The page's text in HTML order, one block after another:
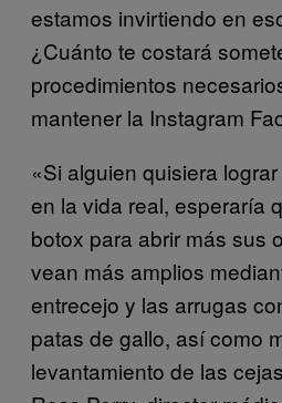
estamos invirtiendo en
¿Cuánto te costará
procedimientos
mantener la Instagram
«Si alguien quisiera
en la vida real, esperaría
botox para abrir más sus
vean más amplios
entrecejo y las arrugas
patas de gallo, así como
levantamiento de las